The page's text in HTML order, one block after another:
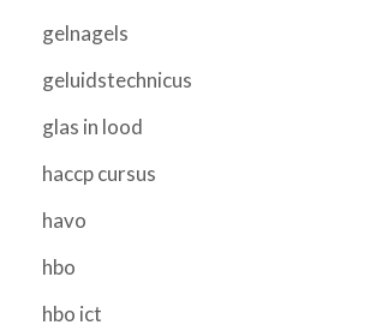
gelnagels
geluidstechnicus
glas in lood
haccp cursus
havo
hbo
hbo ict